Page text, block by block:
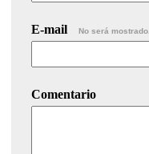
E-mail No será mostrado.
Comentario